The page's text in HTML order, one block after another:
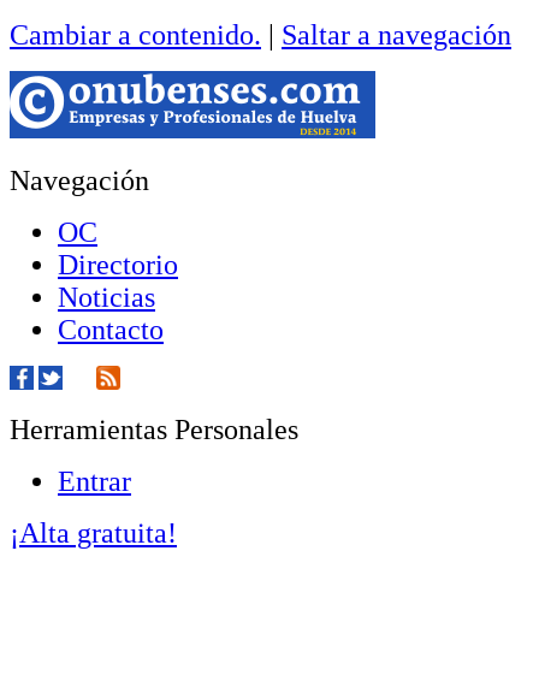
Cambiar a contenido. | Saltar a navegación
Navegación
OC
Directorio
Noticias
Contacto
Herramientas Personales
Entrar
¡Alta gratuita!